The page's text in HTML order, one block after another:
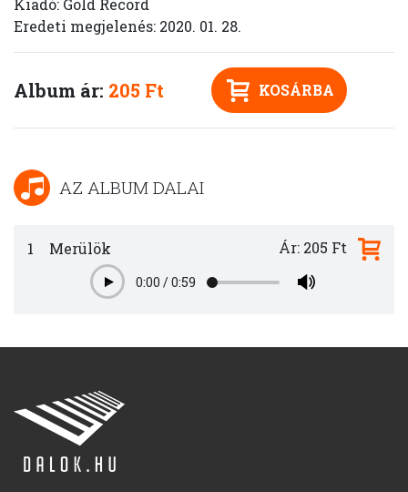
Kiadó: Gold Record
Eredeti megjelenés: 2020. 01. 28.
Album ár: 205 Ft KOSÁRBA
AZ ALBUM DALAI
1 Merülök
Play0:00 /0:59
Ár: 205 Ft